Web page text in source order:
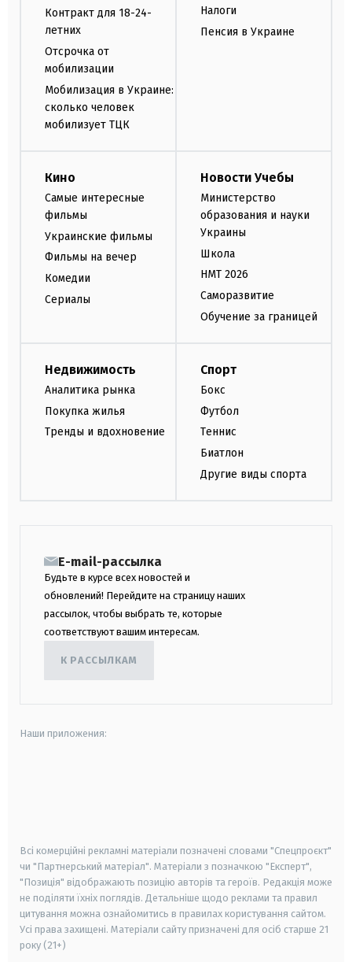
Контракт для 18-24-
летних
Отсрочка от
мобилизации
Мобилизация в Украине:
сколько человек
мобилизует ТЦК
Налоги
Пенсия в Украине
Кино
Самые интересные
фильмы
Украинские фильмы
Фильмы на вечер
Комедии
Сериалы
Новости Учебы
Министерство
образования и науки
Украины
Школа
НМТ 2026
Саморазвитие
Обучение за границей
Недвижимость
Аналитика рынка
Покупка жилья
Тренды и вдохновение
Спорт
Бокс
Футбол
Теннис
Биатлон
Другие виды спорта
E-mail-рассылка
Будьте в курсе всех новостей и
обновлений! Перейдите на страницу наших
рассылок, чтобы выбрать те, которые
соответствуют вашим интересам.
К РАССЫЛКАМ
Наши приложения:
Всі комерційні рекламні матеріали позначені словами "Спецпроєкт"
чи "Партнерський матеріал". Матеріали з позначкою "Експерт",
"Позиція" відображають позицію авторів та героїв. Редакція може
не поділяти їхніх поглядів. Детальніше щодо реклами та правил
цитування можна ознайомитись в правилах користування сайтом.
Усі права захищені. Матеріали сайту призначені для осіб старше 21
року (21+)